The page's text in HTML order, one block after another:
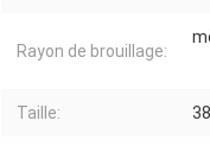
Rayon de brouillage:
Taille: